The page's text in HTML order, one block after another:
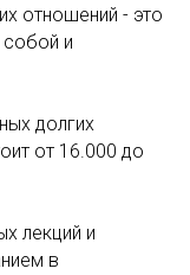
отношений - это
собой и
долгих
от 16.000 до
лекций и
в